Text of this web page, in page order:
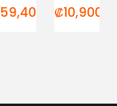
59,400.00
₡